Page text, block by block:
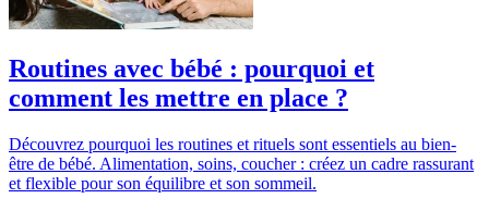
Routines avec bébé : pourquoi et
comment les mettre en place ?
Découvrez pourquoi les routines et rituels sont essentiels au bien-
être de bébé. Alimentation, soins, coucher : créez un cadre rassurant
et flexible pour son équilibre et son sommeil.